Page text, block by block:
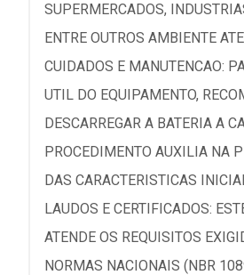
SUPERMERCADOS,
ENTRE OUTROS AMBIENTE
CUIDADOS E MANUTENCAO:
UTIL DO EQUIPAMENTO,
DESCARREGAR A BATERIA A
PROCEDIMENTO AUXILIA NA
DAS CARACTERISTICAS
LAUDOS E CERTIFICADOS:
ATENDE OS REQUISITOS
NORMAS NACIONAIS (NBR